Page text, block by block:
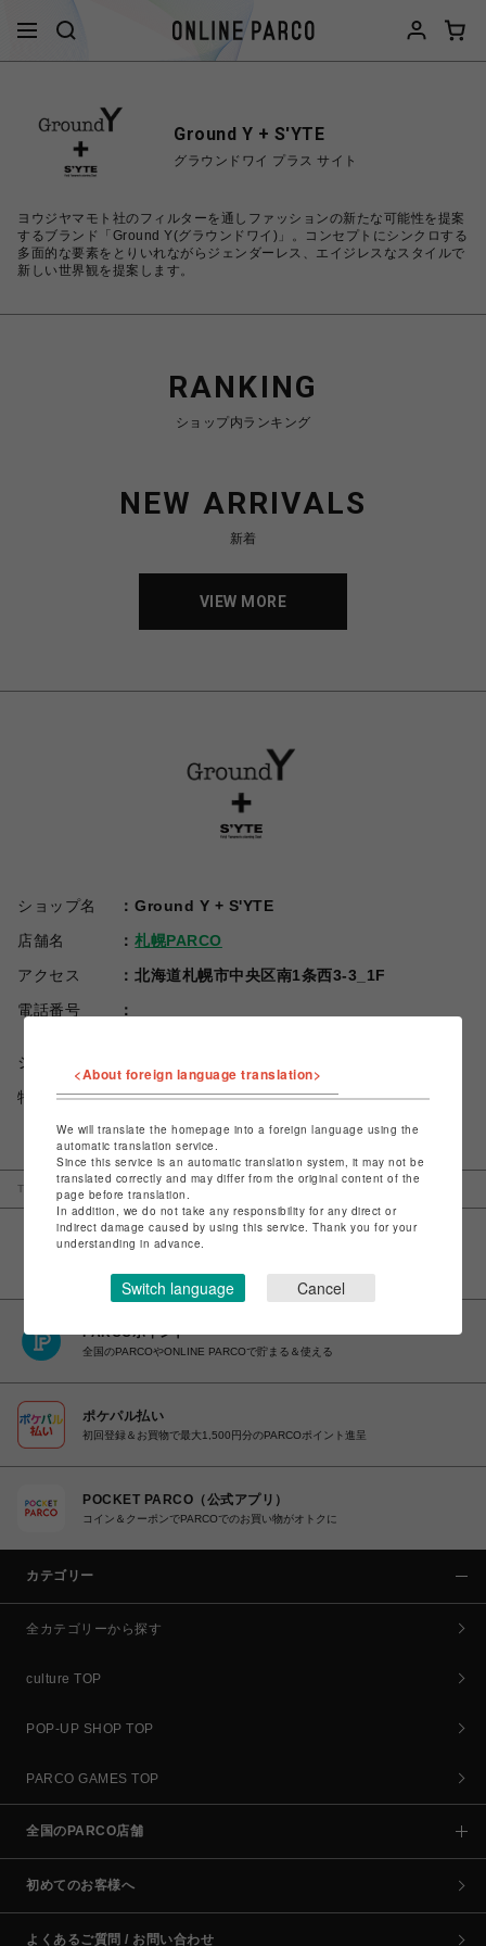
Ground Y + S'YTE
グラウンドワイ プラス サイト
ヨウジヤマモト社のフィルターを通しファッションの新たな可能性を提案
するブランド「Ground Y(グラウンドワイ)」。コンセプトにシンクロする
多面的な要素をとりいれながらジェンダーレス、エイジレスなスタイルで
新しい世界観を提案します。
RANKING
ショップ内ランキング
NEW ARRIVALS
新着
VIEW MORE
ショップ名
Ground Y + S'YTE
店舗名
札幌PARCO
アクセス
北海道札幌市中央区南1条西3-3_1F
電話番号
ショップお問い合わせは
特定商取引法など法令に基づく表記はこちら
TOP 札幌PARCO Ground Y + S'YTE
PARCOポイント
全国のPARCOやONLINE PARCOで貯まる＆使える
ポケパル払い
初回登録＆お買物で最大1,500円分のPARCOポイント進呈
POCKET PARCO（公式アプリ）
コイン＆クーポンでPARCOでのお買い物がオトクに
カテゴリー
全カテゴリーから探す
culture TOP
POP-UP SHOP TOP
PARCO GAMES TOP
全国のPARCO店舗
初めてのお客様へ
よくあるご質問 / お問い合わせ
<About foreign language translation>
We will translate the homepage into a foreign language using the
automatic translation service.
Since this service is an automatic translation system, it may not be
translated correctly and may differ from the original content of the
page before translation.
In addition, we do not take any responsibility for any direct or
indirect damage caused by using this service. Thank you for your
understanding in advance.
Switch language Cancel